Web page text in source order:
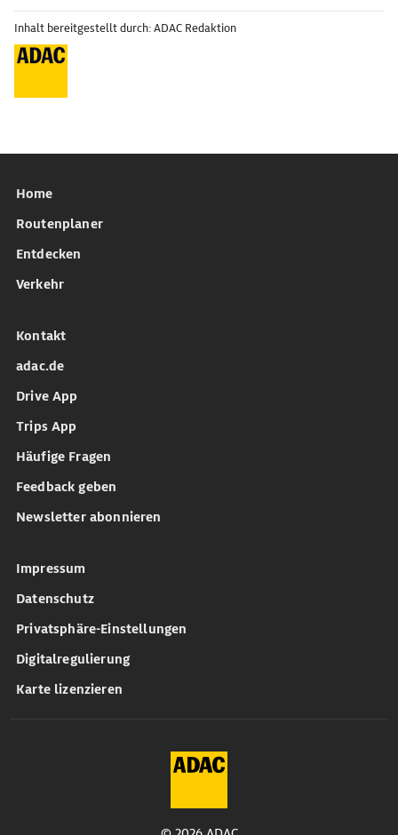
Inhalt bereitgestellt durch: ADAC Redaktion
Home
Routenplaner
Entdecken
Verkehr
Kontakt
adac.de
Drive App
Trips App
Häufige Fragen
Feedback geben
Newsletter abonnieren
Impressum
Datenschutz
Privatsphäre-Einstellungen
Digitalregulierung
Karte lizenzieren